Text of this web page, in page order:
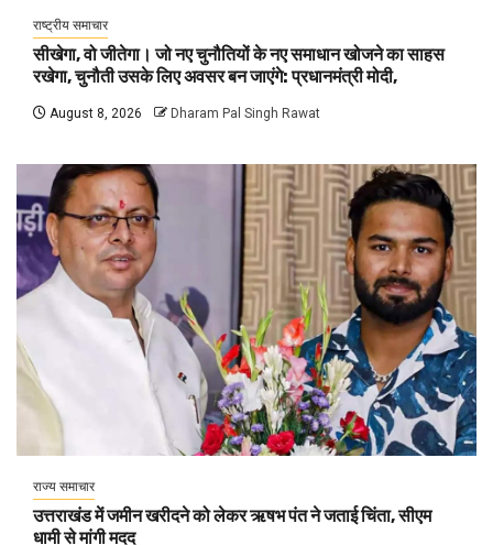
राष्ट्रीय समाचार
सीखेगा, वो जीतेगा। जो नए चुनौतियों के नए समाधान खोजने का साहस
रखेगा, चुनौती उसके लिए अवसर बन जाएंगे: प्रधानमंत्री मोदी,
August 8, 2026 Dharam Pal Singh Rawat
राज्य समाचार
उत्तराखंड में जमीन खरीदने को लेकर ऋषभ पंत ने जताई चिंता, सीएम
धामी से मांगी मदद